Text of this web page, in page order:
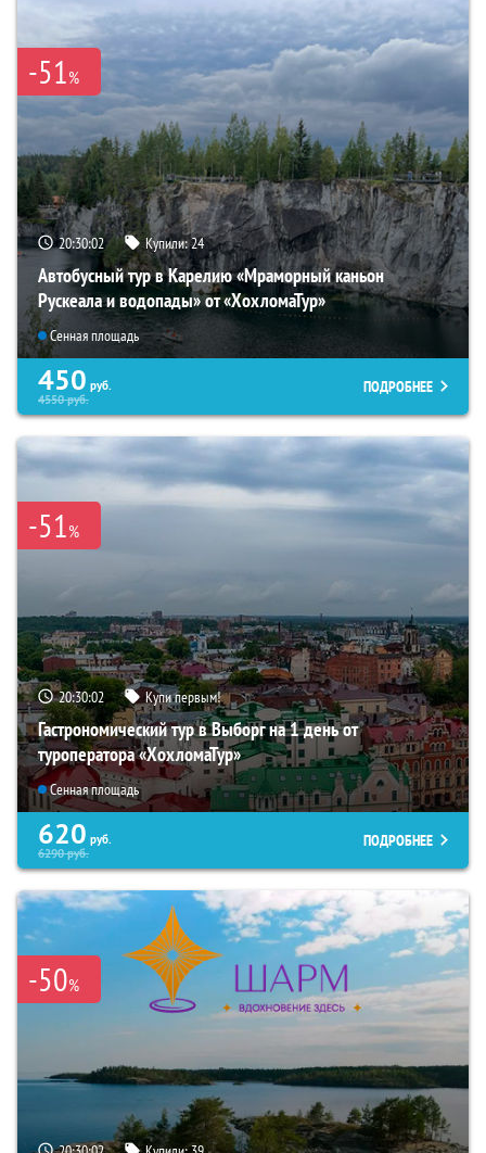
-51%
20:30:01 Купили:24
Автобусный тур в Карелию «Мраморный каньон
Рускеала и водопады» от «ХохломаТур»
Сенная площадь
450 руб.
4550руб.
ПОДРОБНЕЕ
-51%
20:30:01 Купи первым!
Гастрономический тур в Выборг на 1 день от
туроператора «ХохломаТур»
Сенная площадь
620 руб.
6290руб.
ПОДРОБНЕЕ
-50%